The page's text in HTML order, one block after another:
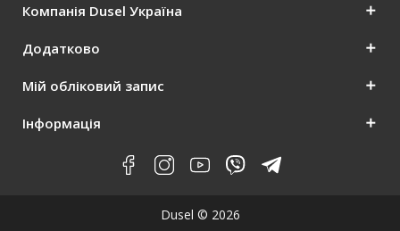
Компанія Dusel Україна
Додатково
Мій обліковий запис
Інформація
Dusel © 2026